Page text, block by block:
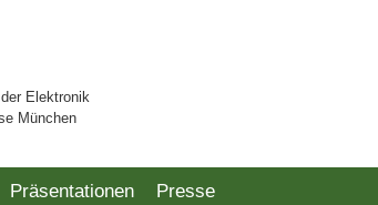
Elektronik
München
Präsentationen Presse